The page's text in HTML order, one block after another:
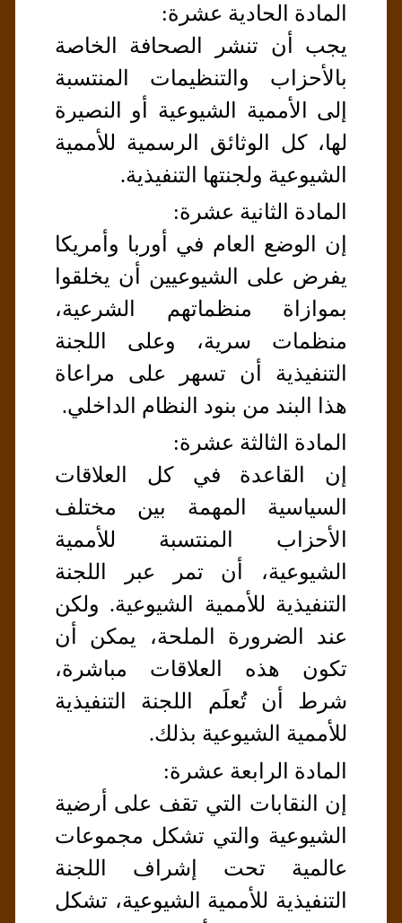
المادة الحادية عشرة:
يجب أن تنشر الصحافة الخاصة
بالأحزاب والتنظيمات المنتسبة
إلى الأممية الشيوعية أو النصيرة
لها، كل الوثائق الرسمية للأممية
الشيوعية ولجنتها التنفيذية.
المادة الثانية عشرة:
إن الوضع العام في أوربا وأمريكا
يفرض على الشيوعيين أن يخلقوا
بموازاة منظماتهم الشرعية،
منظمات سرية، وعلى اللجنة
التنفيذية أن تسهر على مراعاة
هذا البند من بنود النظام الداخلي.
المادة الثالثة عشرة:
إن القاعدة في كل العلاقات
السياسية المهمة بين مختلف
الأحزاب المنتسبة للأممية
الشيوعية، أن تمر عبر اللجنة
التنفيذية للأممية الشيوعية. ولكن
عند الضرورة الملحة، يمكن أن
تكون هذه العلاقات مباشرة،
شرط أن تُعلَم اللجنة التنفيذية
للأممية الشيوعية بذلك.
المادة الرابعة عشرة:
إن النقابات التي تقف على أرضية
الشيوعية والتي تشكل مجموعات
عالمية تحت إشراف اللجنة
التنفيذية للأممية الشيوعية، تشكل